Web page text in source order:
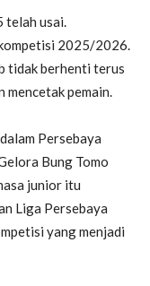
telah usai.
2025/2026.
tidak berhenti terus
mencetak pemain.
Persebaya
Bung Tomo
junior itu
Liga Persebaya
yang menjadi